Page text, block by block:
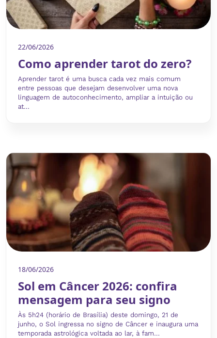
22/06/2026
Como aprender tarot do zero?
Aprender tarot é uma busca cada vez mais comum
entre pessoas que desejam desenvolver uma nova
linguagem de autoconhecimento, ampliar a intuição ou
at...
18/06/2026
Sol em Câncer 2026: confira
mensagem para seu signo
Às 5h24 (horário de Brasília) deste domingo, 21 de
junho, o Sol ingressa no signo de Câncer e inaugura uma
temporada astrológica voltada ao lar, à fam...